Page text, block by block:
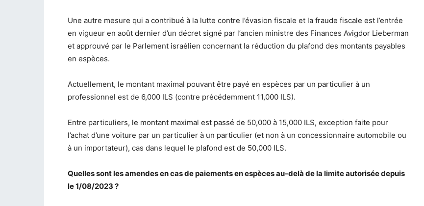
Une autre mesure qui a contribué à la lutte contre l’évasion fiscale et la fraude fiscale est l’entrée
en vigueur en août dernier d’un décret signé par l’ancien ministre des Finances Avigdor Lieberman
et approuvé par le Parlement israélien concernant la réduction du plafond des montants payables
en espèces.
Actuellement, le montant maximal pouvant être payé en espèces par un particulier à un
professionnel est de 6,000 ILS (contre précédemment 11,000 ILS).
Entre particuliers, le montant maximal est passé de 50,000 à 15,000 ILS, exception faite pour
l’achat d’une voiture par un particulier à un particulier (et non à un concessionnaire automobile ou
à un importateur), cas dans lequel le plafond est de 50,000 ILS.
Quelles sont les amendes en cas de paiements en espèces au-delà de la limite autorisée depuis
le 1/08/2023 ?